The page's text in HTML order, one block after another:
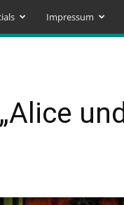
Impressum
und